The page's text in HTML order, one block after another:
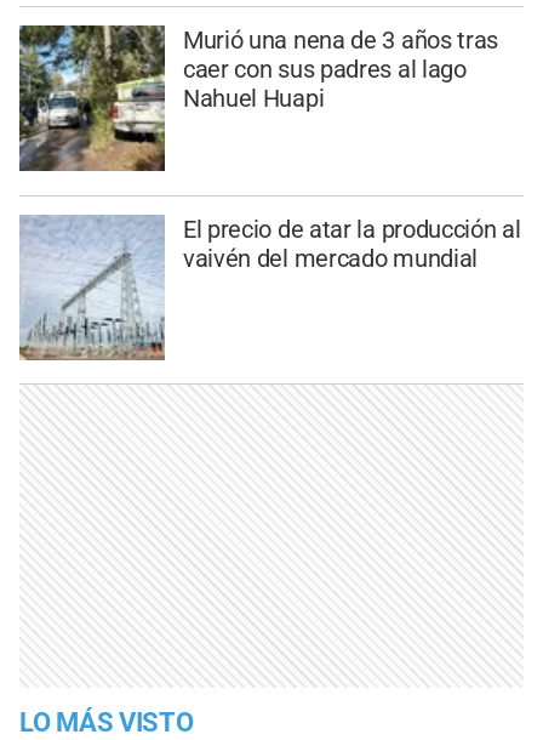
Murió una nena de 3 años tras
caer con sus padres al lago
Nahuel Huapi
El precio de atar la producción al
vaivén del mercado mundial
LO MÁS VISTO